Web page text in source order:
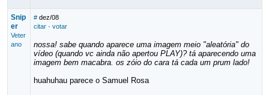
Snip
er
Veter
ano
# dez/08
citar· votar
nossa! sabe quando aparece uma imagem meio "aleatória" do
vídeo (quando vc ainda não apertou PLAY)? tá aparecendo uma
imagem bem macabra. os zóio do cara tá cada um prum lado!
huahuhau parece o Samuel Rosa